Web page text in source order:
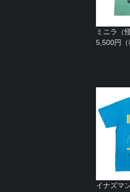
ミニラ（
5,500円（
イナズマ